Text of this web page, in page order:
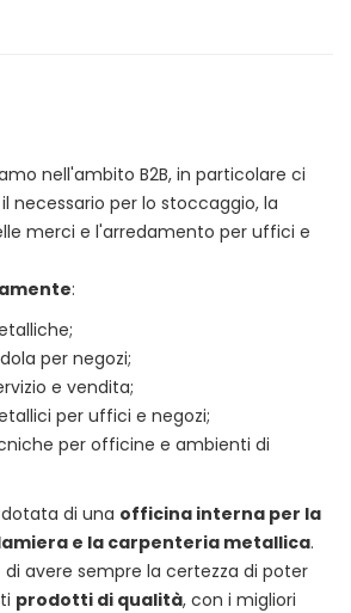
nell'ambito B2B, in particolare ci
necessario per lo stoccaggio, la
merci e l'arredamento per uffici e
:
per negozi;
e vendita;
per uffici e negozi;
per officine e ambienti di
di una officina interna per la
e la carpenteria metallica.
avere sempre la certezza di poter
prodotti di qualità, con i migliori